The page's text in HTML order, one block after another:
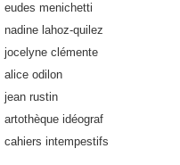
eudes menichetti
nadine lahoz-quilez
jocelyne clémente
alice odilon
jean rustin
artothèque idéograf
cahiers intempestifs